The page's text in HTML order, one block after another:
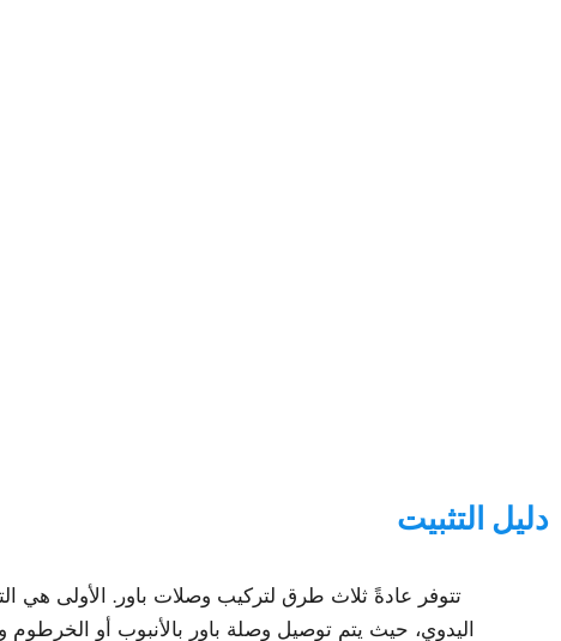
دليل التثبيت
تتوفر عادةً ثلاث طرق لتركيب وصلات باور. الأولى هي
اليدوي، حيث يتم توصيل وصلة باور بالأنبوب أو الخرطوم